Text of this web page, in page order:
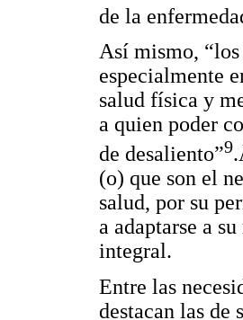
de la
Así mismo,
especialmente
salud física y
a quien poder
de desaliento”9
(o) que son el
salud, por su
a adaptarse a
integral.
Entre las
destacan las